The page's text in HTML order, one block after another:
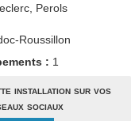
Perols
Roussillon
: 1
installation sur vos
sociaux